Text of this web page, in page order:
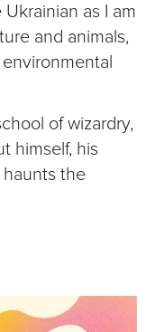
as I am
and animals,
of wizardry,
himself, his
the